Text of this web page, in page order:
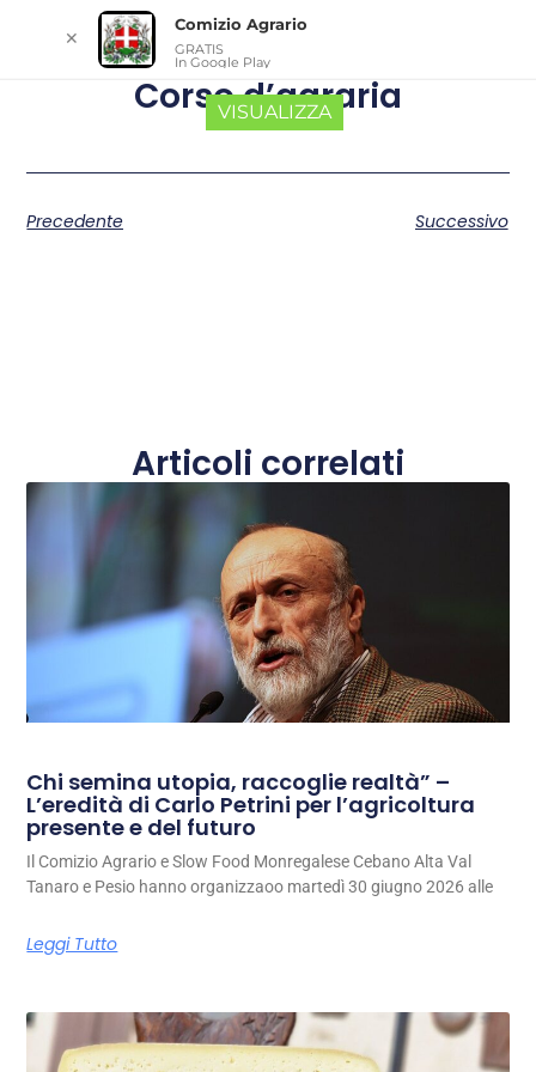
Corso d’agraria
Precedente Successivo
Articoli correlati
Chi semina utopia, raccoglie realtà” –
L’eredità di Carlo Petrini per l’agricoltura
presente e del futuro
Il Comizio Agrario e Slow Food Monregalese Cebano Alta Val
Tanaro e Pesio hanno organizzaoo martedì 30 giugno 2026 alle
Leggi Tutto
✕
Comizio Agrario
GRATIS
In Google Play
VISUALIZZA